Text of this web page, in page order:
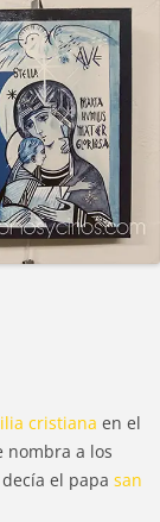
cristiana en el
nombra a los
el papa san